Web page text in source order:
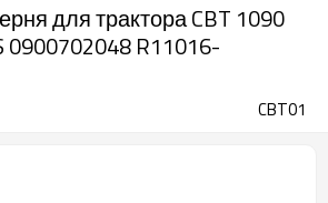
для трактора CBT 1090
0900702048 R11016-
CBT01